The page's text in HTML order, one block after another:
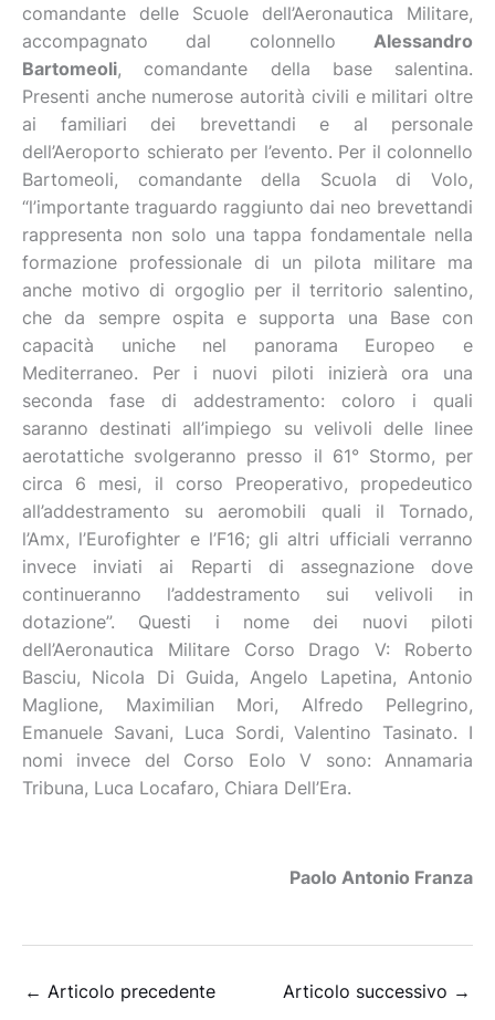
comandante delle Scuole dell’Aeronautica Militare,
accompagnato dal colonnello Alessandro
Bartomeoli, comandante della base salentina.
Presenti anche numerose autorità civili e militari oltre
ai familiari dei brevettandi e al personale
dell’Aeroporto schierato per l’evento. Per il colonnello
Bartomeoli, comandante della Scuola di Volo,
“l’importante traguardo raggiunto dai neo brevettandi
rappresenta non solo una tappa fondamentale nella
formazione professionale di un pilota militare ma
anche motivo di orgoglio per il territorio salentino,
che da sempre ospita e supporta una Base con
capacità uniche nel panorama Europeo e
Mediterraneo. Per i nuovi piloti inizierà ora una
seconda fase di addestramento: coloro i quali
saranno destinati all’impiego su velivoli delle linee
aerotattiche svolgeranno presso il 61° Stormo, per
circa 6 mesi, il corso Preoperativo, propedeutico
all’addestramento su aeromobili quali il Tornado,
l’Amx, l’Eurofighter e l’F16; gli altri ufficiali verranno
invece inviati ai Reparti di assegnazione dove
continueranno l’addestramento sui velivoli in
dotazione”. Questi i nome dei nuovi piloti
dell’Aeronautica Militare Corso Drago V: Roberto
Basciu, Nicola Di Guida, Angelo Lapetina, Antonio
Maglione, Maximilian Mori, Alfredo Pellegrino,
Emanuele Savani, Luca Sordi, Valentino Tasinato. I
nomi invece del Corso Eolo V sono: Annamaria
Tribuna, Luca Locafaro, Chiara Dell’Era.
Paolo Antonio Franza
← Articolo precedente Articolo successivo →